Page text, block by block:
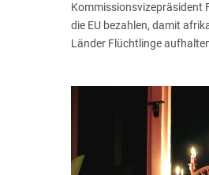
Kommissionsvizepräsident
die EU bezahlen, damit
Länder Flüchtlinge